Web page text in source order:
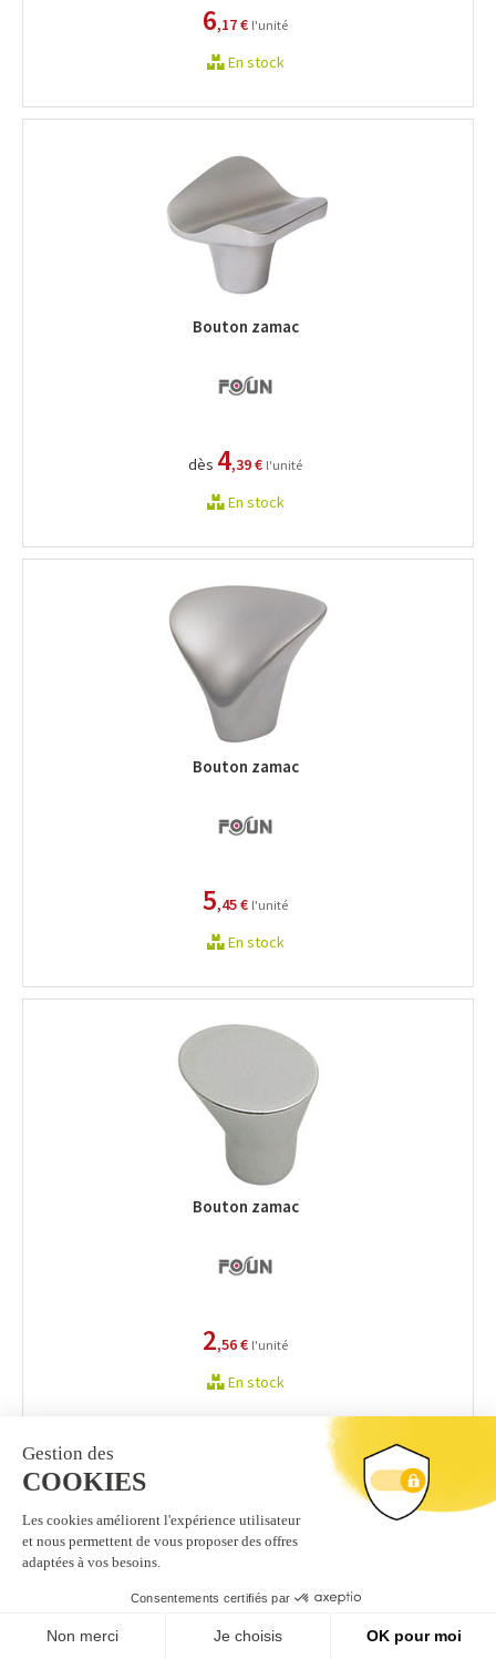
6,17 € l'unité
En stock
Bouton zamac
dès 4,39 € l'unité
En stock
Bouton zamac
5,45 € l'unité
En stock
Bouton zamac
2,56 € l'unité
En stock
Bouton de meuble zamac ovale 64 x 36